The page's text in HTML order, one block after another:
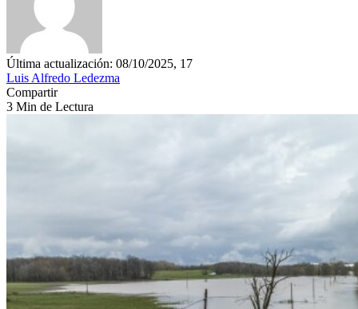
Última actualización: 08/10/2025, 17
Luis Alfredo Ledezma
Compartir
3 Min de Lectura